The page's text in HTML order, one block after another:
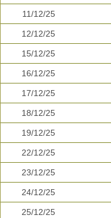
11/12/25
12/12/25
15/12/25
16/12/25
17/12/25
18/12/25
19/12/25
22/12/25
23/12/25
24/12/25
25/12/25